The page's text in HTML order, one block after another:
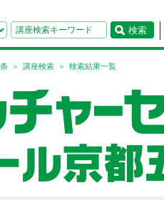
検索
講座検索 検索結果一覧